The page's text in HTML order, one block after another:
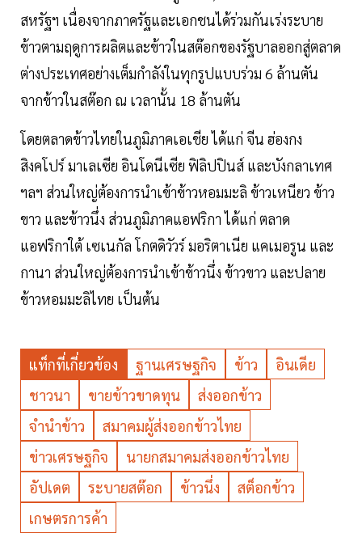
สหรัฐฯ เนื่องจากภาครัฐและเอกชนได้ร่วมกันเร่งระบาย
ข้าวตามฤดูการผลิตและข้าวในสต๊อกของรัฐบาลออกสู่ตลาด
ต่างประเทศอย่างเต็มกำลังในทุกรูปแบบร่วม 6 ล้านตัน
จากข้าวในสต๊อก ณ เวลานั้น 18 ล้านตัน
โดยตลาดข้าวไทยในภูมิภาคเอเชีย ได้แก่ จีน ฮ่องกง
สิงคโปร์ มาเลเซีย อินโดนีเซีย ฟิลิปปินส์ และบังกลาเทศ
ฯลฯ ส่วนใหญ่ต้องการนำเข้าข้าวหอมมะลิ ข้าวเหนียว ข้าว
ขาว และข้าวนึ่ง ส่วนภูมิภาคแอฟริกา ได้แก่ ตลาด
แอฟริกาใต้ เซเนกัล โกตดิวัวร์ มอริตาเนีย แคเมอรูน และ
กานา ส่วนใหญ่ต้องการนำเข้าข้าวนึ่ง ข้าวขาว และปลาย
ข้าวหอมมะลิไทย เป็นต้น
แท็กที่เกี่ยวข้อง ฐานเศรษฐกิจ ข้าว
อินเดีย
ชาวนา
ขายข้าวขาดทุน
ส่งออกข้าว
จำนำข้าว
สมาคมผู้ส่งออกข้าวไทย
ข่าวเศรษฐกิจ
นายกสมาคมส่งออกข้าวไทย
อัปเดต
ระบายสต๊อก ข้าวนึ่ง
สต็อกข้าว
เกษตรการค้า